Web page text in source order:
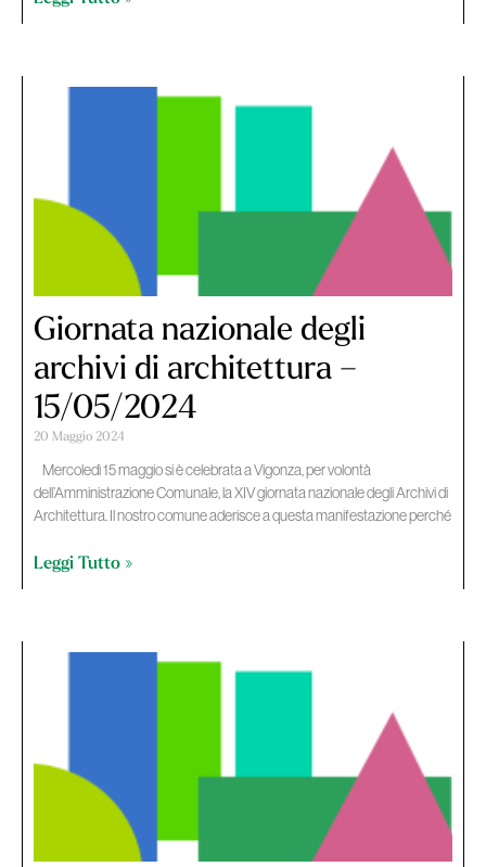
Giornata nazionale degli
archivi di architettura –
15/05/2024
20 Maggio 2024
Mercoledì 15 maggio si è celebrata a Vigonza, per volontà
dell’Amministrazione Comunale, la XIV giornata nazionale degli Archivi di
Architettura. Il nostro comune aderisce a questa manifestazione perché
Leggi Tutto »